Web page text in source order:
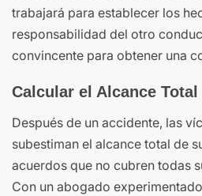
trabajará para establecer los
responsabilidad del otro
convincente para obtener una
Calcular el Alcance
Después de un accidente, las
subestiman el alcance total de
acuerdos que no cubren todas
Con un abogado